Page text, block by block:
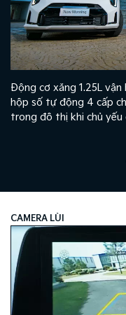
Động cơ xăng 1.25L
hộp số tự động 4 cấp
trong đô thị khi chủ
CAMERA LÙI​